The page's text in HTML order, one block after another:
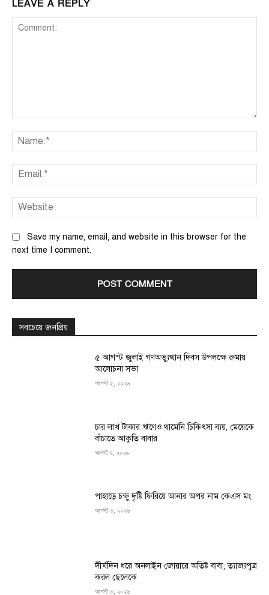
LEAVE A REPLY
Save my name, email, and website in this browser for the
next time I comment.
সবচেয়ে জনপ্রিয়
৫ আগস্ট জুলাই গণঅভ্যুত্থান দিবস উপলক্ষে রুমায়
আলোচনা সভা
আগস্ট ৫, ২০২৬
চার লাখ টাকার ঋণেও থামেনি চিকিৎসা ব্যয়, মেয়েকে
বাঁচাতে আকুতি বাবার
আগস্ট ৪, ২০২৬
পাহাড়ে চক্ষু দৃষ্টি ফিরিয়ে আনার অপর নাম কেএস মং
আগস্ট ৩, ২০২৬
দীর্ঘদিন ধরে অনলাইন জোয়ারে অতিষ্ট বাবা; ত্যাজ্যপুত্র
করল ছেলেকে
আগস্ট ৩, ২০২৬